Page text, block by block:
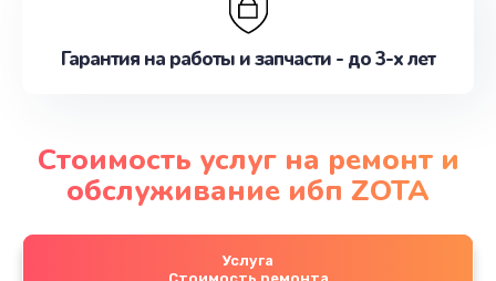
Гарантия на работы и запчасти - до 3-х лет
Стоимость услуг на ремонт и
обслуживание ибп ZOTA
Услуга